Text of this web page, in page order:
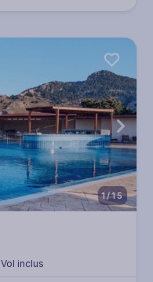
1/15
Vol inclus